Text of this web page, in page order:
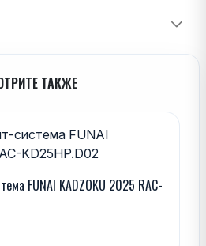
ТАКЖЕ
FUNAI KADZOKU 2025 RAC-